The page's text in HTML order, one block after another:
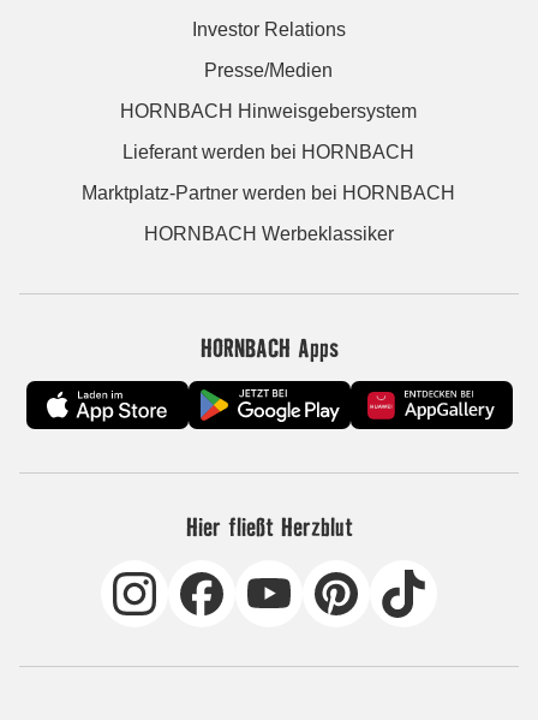
Investor Relations
Presse/Medien
HORNBACH Hinweisgebersystem
Lieferant werden bei HORNBACH
Marktplatz-Partner werden bei HORNBACH
HORNBACH Werbeklassiker
HORNBACH Apps
Hier fließt Herzblut